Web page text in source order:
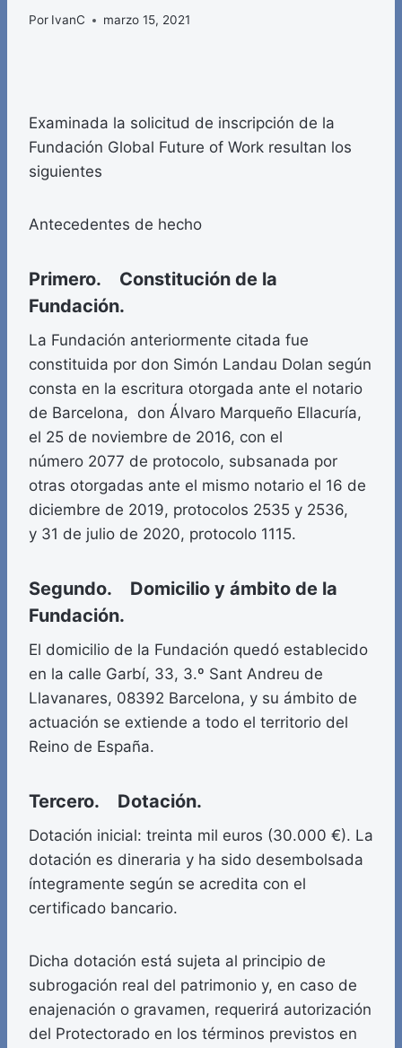
Por IvanC marzo 15, 2021
Examinada la solicitud de inscripción de la
Fundación Global Future of Work resultan los
siguientes
Antecedentes de hecho
Primero. Constitución de la
Fundación.
La Fundación anteriormente citada fue
constituida por don Simón Landau Dolan según
consta en la escritura otorgada ante el notario
de Barcelona, don Álvaro Marqueño Ellacuría,
el 25 de noviembre de 2016, con el
número 2077 de protocolo, subsanada por
otras otorgadas ante el mismo notario el 16 de
diciembre de 2019, protocolos 2535 y 2536,
y 31 de julio de 2020, protocolo 1115.
Segundo. Domicilio y ámbito de la
Fundación.
El domicilio de la Fundación quedó establecido
en la calle Garbí, 33, 3.º Sant Andreu de
Llavanares, 08392 Barcelona, y su ámbito de
actuación se extiende a todo el territorio del
Reino de España.
Tercero. Dotación.
Dotación inicial: treinta mil euros (30.000 €). La
dotación es dineraria y ha sido desembolsada
íntegramente según se acredita con el
certificado bancario.
Dicha dotación está sujeta al principio de
subrogación real del patrimonio y, en caso de
enajenación o gravamen, requerirá autorización
del Protectorado en los términos previstos en